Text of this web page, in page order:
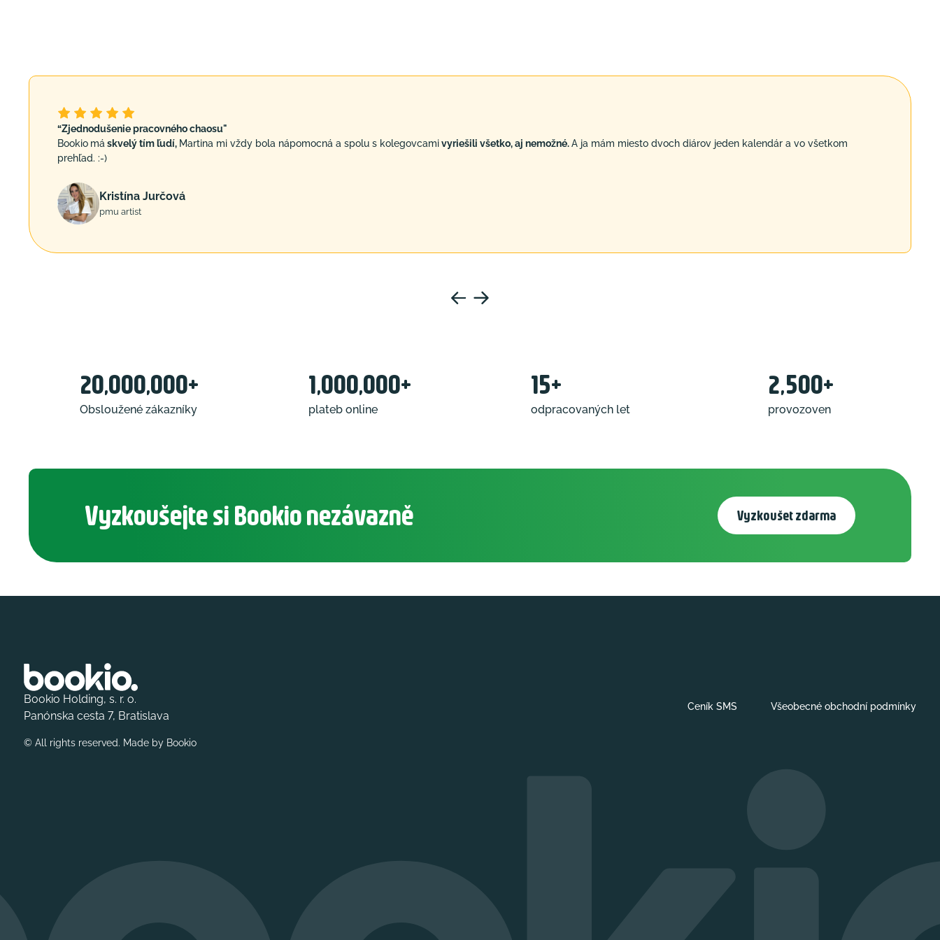
“Zjednodušenie pracovného chaosu"
Bookio má skvelý tím ľudí, Martina mi vždy bola nápomocná a spolu s kolegovcamivyriešili všetko, aj nemožné.A ja mám miesto dvoch diárov jeden kalendár a vo všetkom
prehľad. :-)
Kristína Jurčová
pmu artist
20,000,000+
Obsloužené zákazníky
1,000,000+
plateb online
15+
odpracovaných let
2,500+
provozoven
Vyzkoušejte si Bookio nezávazně Vyzkoušet zdarma
Ceník SMS Všeobecné obchodní podmínky
Bookio Holding, s. r. o.
Panónska cesta 7, Bratislava
© All rights reserved. Made by Bookio